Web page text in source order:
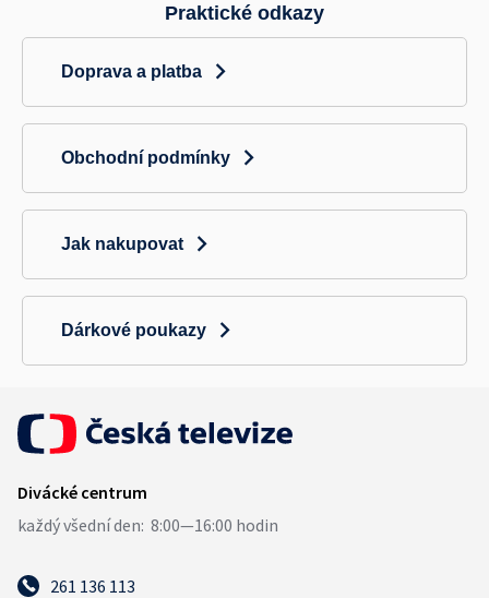
Praktické odkazy
Doprava a platba
Obchodní podmínky
Jak nakupovat
Dárkové poukazy
261 136 113